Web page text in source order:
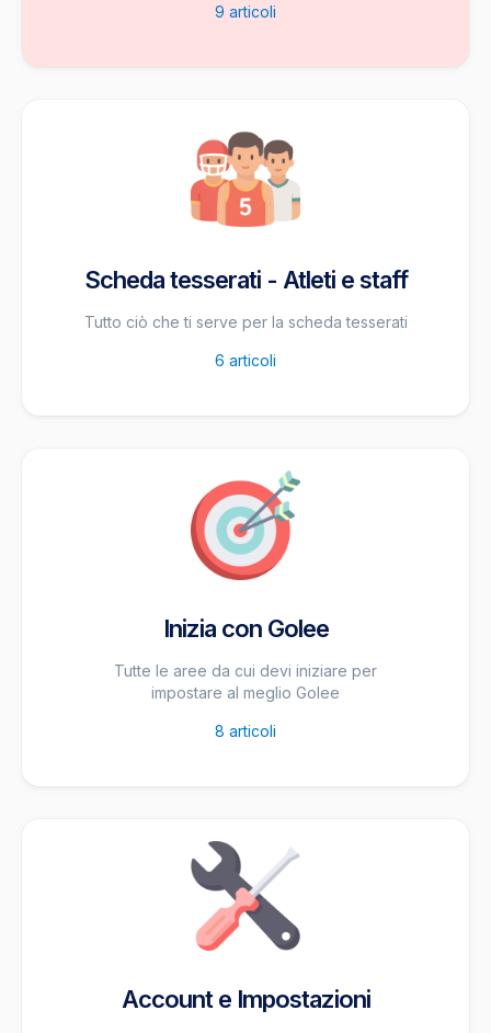
9 articoli
Scheda tesserati - Atleti e staff
Tutto ciò che ti serve per la scheda tesserati
6 articoli
Inizia con Golee
Tutte le aree da cui devi iniziare per
impostare al meglio Golee
8 articoli
Account e Impostazioni